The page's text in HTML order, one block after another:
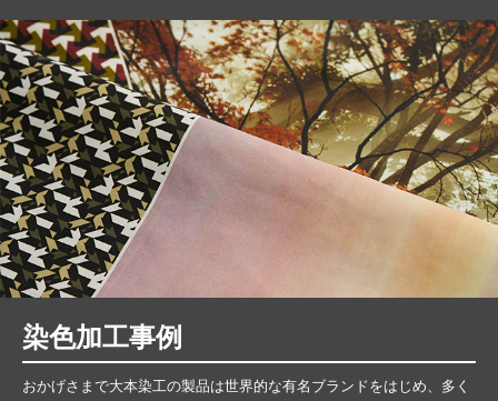
染色加工事例
おかげさまで大本染工の製品は世界的な有名ブランドをはじめ、多く